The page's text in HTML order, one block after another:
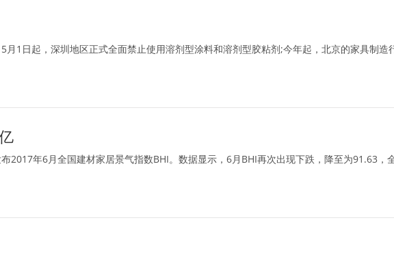
1日起，深圳地区正式全面禁止使用溶剂型涂料和溶剂型胶粘剂;今年起，北京的家具制造
2017年6月全国建材家居景气指数BHI。数据显示，6月BHI再次出现下跌，降至为91.63，